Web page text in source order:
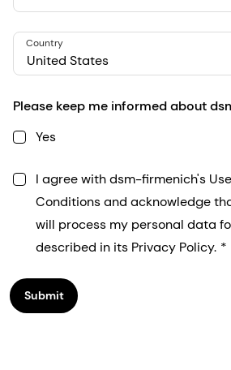
United States
Country
Please keep me informed about
Yes
I agree with dsm-firmenich's
Conditions and acknowledge
will process my personal data
described in its Privacy Policy.
Submit